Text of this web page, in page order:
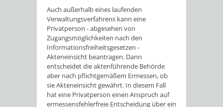
Auch außerhalb eines laufenden
Verwaltungsverfahrens kann eine
Privatperson - abgesehen von
Zugangsmöglichkeiten nach den
Informationsfreiheitsgesetzen -
Akteneinsicht beantragen. Dann
entscheidet die aktenführende Behörde
aber nach pflichtgemäßem Ermessen, ob
sie Akteneinsicht gewährt. In diesem Fall
hat eine Privatperson einen Anspruch auf
ermessensfehlerfreie Entscheidung über ein